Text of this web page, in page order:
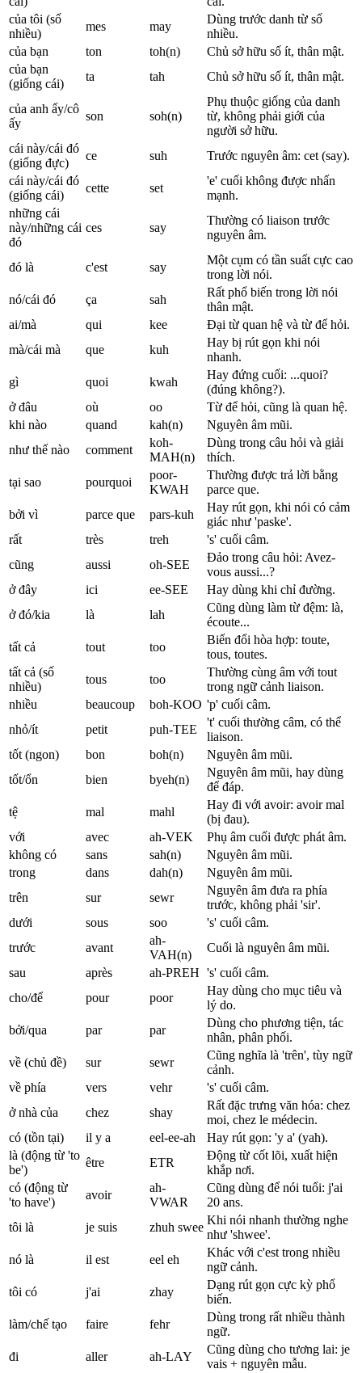
của tôi (số
nhiều)
mes may
Dùng trước danh từ số
nhiều.
của bạn
ton toh(n)
Chủ sở hữu số ít, thân mật.
của bạn
(giống cái)
ta tah Chủ sở hữu số ít, thân mật.
của anh ấy/cô
ấy
son soh(n)
Phụ thuộc giống của danh
từ, không phải giới của
người sở hữu.
cái này/cái đó
(giống đực)
ce suh
Trước nguyên âm: cet (say).
cái này/cái đó
(giống cái)
cette set
'e' cuối không được nhấn
mạnh.
những cái
này/những cái
đó
ces say
Thường có liaison trước
nguyên âm.
đó là c'est say
Một cụm có tần suất cực cao
trong lời nói.
nó/cái đó
ça sah
Rất phổ biến trong lời nói
thân mật.
ai/mà
qui kee
Đại từ quan hệ và từ để hỏi.
mà/cái mà
que kuh
Hay bị rút gọn khi nói
nhanh.
gì
quoi kwah
Hay đứng cuối: ...quoi?
(đúng không?).
ở đâu
où oo
Từ để hỏi, cũng là quan hệ.
khi nào
quand kah(n)
Nguyên âm mũi.
như thế nào
comment
koh-
MAH(n)
Dùng trong câu hỏi và giải
thích.
tại sao
pourquoi
poor-
KWAH
Thường được trả lời bằng
parce que.
bởi vì
parce que pars-kuh
Hay rút gọn, khi nói có cảm
giác như 'paske'.
rất
très treh
's' cuối câm.
cũng
aussi oh-SEE
Đảo trong câu hỏi: Avez-
vous aussi...?
ở đây
ici ee-SEE
Hay dùng khi chỉ đường.
ở đó/kia
là lah
Cũng dùng làm từ đệm: là,
écoute...
tất cả
tout too
Biến đổi hòa hợp: toute,
tous, toutes.
tất cả (số
nhiều)
tous too
Thường cùng âm với tout
trong ngữ cảnh liaison.
nhiều
beaucoup boh-KOO 'p' cuối câm.
nhỏ/ít
petit puh-TEE
't' cuối thường câm, có thể
liaison.
tốt (ngon)
bon boh(n)
Nguyên âm mũi.
tốt/ổn
bien byeh(n)
Nguyên âm mũi, hay dùng
để đáp.
tệ
mal mahl
Hay đi với avoir: avoir mal
(bị đau).
với
avec ah-VEK
Phụ âm cuối được phát âm.
không có
sans sah(n)
Nguyên âm mũi.
trong
dans dah(n)
Nguyên âm mũi.
trên
sur sewr
Nguyên âm đưa ra phía
trước, không phải 'sir'.
dưới
sous soo
's' cuối câm.
trước
avant
ah-
VAH(n)
Cuối là nguyên âm mũi.
sau
après ah-PREH 's' cuối câm.
cho/để
pour poor
Hay dùng cho mục tiêu và
lý do.
bởi/qua
par par
Dùng cho phương tiện, tác
nhân, phân phối.
về (chủ đề)
sur sewr
Cũng nghĩa là 'trên', tùy ngữ
cảnh.
về phía
vers vehr
's' cuối câm.
ở nhà của
chez shay
Rất đặc trưng văn hóa: chez
moi, chez le médecin.
có (tồn tại)
il y a eel-ee-ah
Hay rút gọn: 'y a' (yah).
là (động từ 'to
be')
être ETR
Động từ cốt lõi, xuất hiện
khắp nơi.
có (động từ
'to have')
avoir
ah-
VWAR
Cũng dùng để nói tuổi: j'ai
20 ans.
tôi là
je suis zhuh swee
Khi nói nhanh thường nghe
như 'shwee'.
nó là
il est eel eh
Khác với c'est trong nhiều
ngữ cảnh.
tôi có
j'ai zhay
Dạng rút gọn cực kỳ phổ
biến.
làm/chế tạo
faire fehr
Dùng trong rất nhiều thành
ngữ.
đi
aller ah-LAY
Cũng dùng cho tương lai: je
vais + nguyên mẫu.